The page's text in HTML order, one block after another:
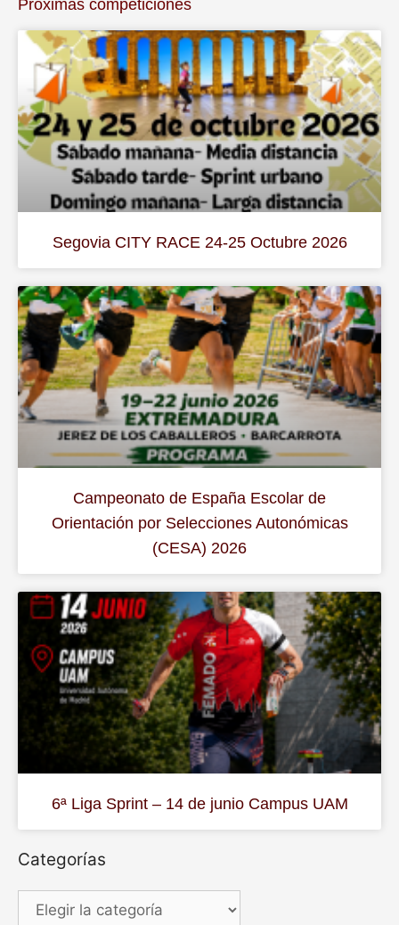
Próximas competiciones
Segovia CITY RACE 24-25 Octubre 2026
Campeonato de España Escolar de
Orientación por Selecciones Autonómicas
(CESA) 2026
6ª Liga Sprint – 14 de junio Campus UAM
Categorías